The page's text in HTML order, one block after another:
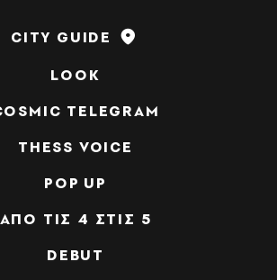
CITY GUIDE
LOOK
TELEGRAM
THESS VOICE
POP UP
ΑΠΟ ΤΙΣ 4 ΣΤΙΣ 5
DEBUT